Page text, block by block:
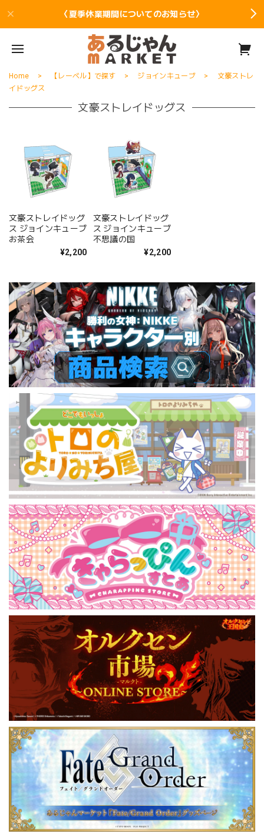
〈夏季休業期間についてのお知らせ〉
Home 【レーベル】で探す ジョインキューブ
文豪ストレ
イドッグス
文豪ストレイドッグス
文豪ストレイドッグ
ス ジョインキューブ
お茶会
¥2,200
文豪ストレイドッグ
ス ジョインキューブ
不思議の国
¥2,200